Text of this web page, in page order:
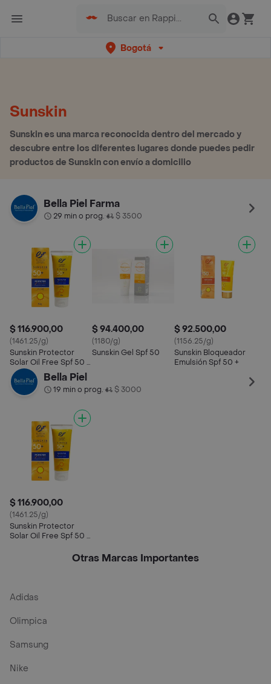
Bogotá
Sunskin
Sunskin es una marca reconocida dentro del mercado y
descubre entre los diferentes lugares donde puedes pedir
productos de Sunskin con envío a domicilio
Bella Piel Farma
29 min o prog.• $ 3500
$ 116.900,00
(1461.25/g)
Sunskin Protector
Solar Oil Free Spf 50 +
x 80 gr
$ 94.400,00
(1180/g)
Sunskin Gel Spf 50
$ 92.500,00
(1156.25/g)
Sunskin Bloqueador
Emulsión Spf 50 +
Bella Piel
19 min o prog.• $ 3000
$ 116.900,00
(1461.25/g)
Sunskin Protector
Solar Oil Free Spf 50 +
Otras Marcas Importantes
Adidas
Olimpica
Samsung
Nike